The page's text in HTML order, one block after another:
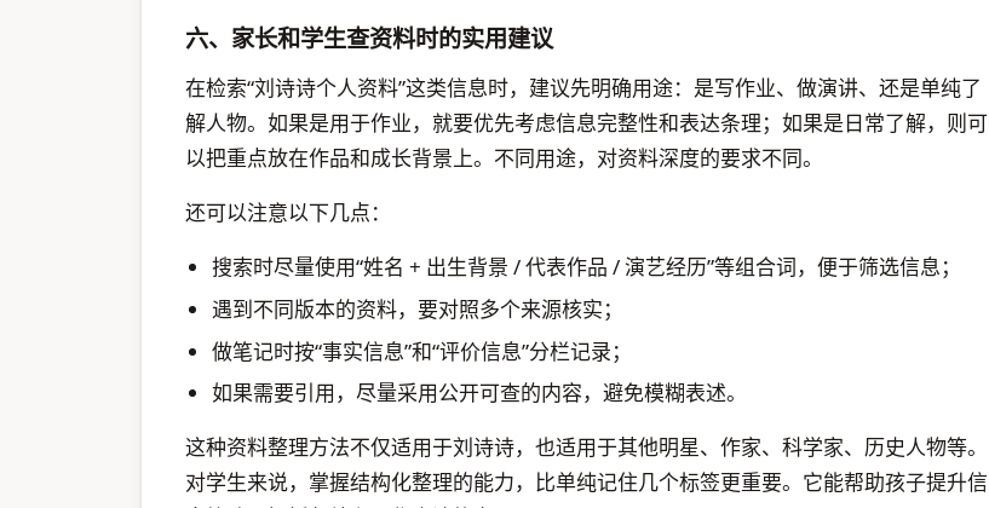
六、家长和学生查资料时的实用建议
在检索“刘诗诗个人资料”这类信息时，建议先明确用途：是写作业、做演讲、还是单纯了
解人物。如果是用于作业，就要优先考虑信息完整性和表达条理；如果是日常了解，则可
以把重点放在作品和成长背景上。不同用途，对资料深度的要求不同。
还可以注意以下几点：
搜索时尽量使用“姓名 + 出生背景 / 代表作品 / 演艺经历”等组合词，便于筛选信息；
遇到不同版本的资料，要对照多个来源核实；
做笔记时按“事实信息”和“评价信息”分栏记录；
如果需要引用，尽量采用公开可查的内容，避免模糊表述。
这种资料整理方法不仅适用于刘诗诗，也适用于其他明星、作家、科学家、历史人物等。
对学生来说，掌握结构化整理的能力，比单纯记住几个标签更重要。它能帮助孩子提升信